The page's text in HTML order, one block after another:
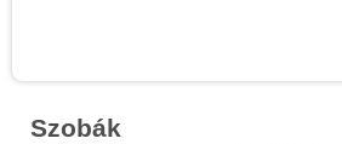
Szobák